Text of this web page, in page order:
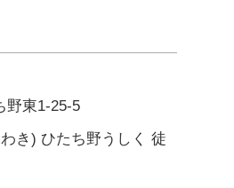
野東1-25-5
き) ひたち野うしく 徒